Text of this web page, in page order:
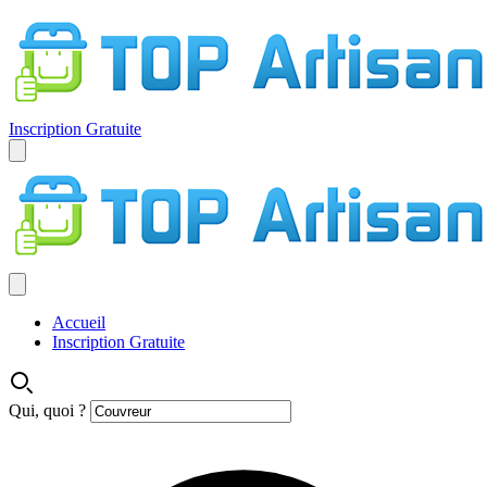
Inscription Gratuite
Accueil
Inscription Gratuite
Qui, quoi ?